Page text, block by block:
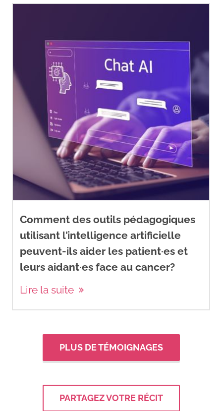
Comment des outils pédagogiques
utilisant l’intelligence artificielle
peuvent-ils aider les patient·es et
leurs aidant·es face au cancer?
Lire la suite
PLUS DE TÉMOIGNAGES
PARTAGEZ VOTRE RÉCIT